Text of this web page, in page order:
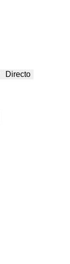
Directo